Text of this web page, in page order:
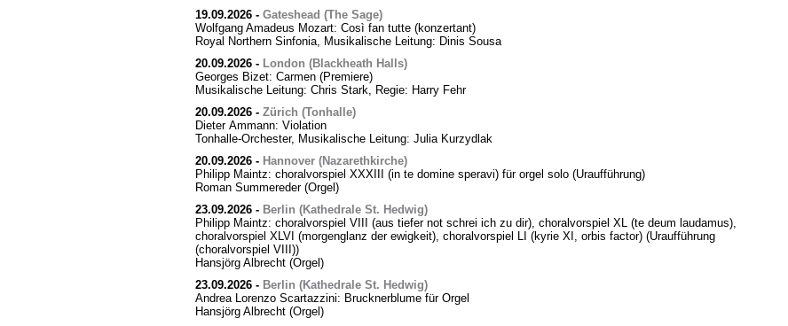
19.09.2026- Gateshead (The Sage)
Wolfgang Amadeus Mozart: Così fan tutte (konzertant)
Royal Northern Sinfonia, Musikalische Leitung: Dinis Sousa
20.09.2026- London (Blackheath Halls)
Georges Bizet: Carmen (Premiere)
Musikalische Leitung: Chris Stark, Regie: Harry Fehr
20.09.2026- Zürich (Tonhalle)
Dieter Ammann: Violation
Tonhalle-Orchester, Musikalische Leitung: Julia Kurzydlak
20.09.2026- Hannover (Nazarethkirche)
Philipp Maintz: choralvorspiel XXXIII (in te domine speravi) für orgel solo (Uraufführung)
Roman Summereder (Orgel)
23.09.2026- Berlin (Kathedrale St. Hedwig)
Philipp Maintz: choralvorspiel VIII (aus tiefer not schrei ich zu dir), choralvorspiel XL (te deum laudamus),
choralvorspiel XLVI (morgenglanz der ewigkeit), choralvorspiel LI (kyrie XI, orbis factor) (Uraufführung
(choralvorspiel VIII))
Hansjörg Albrecht (Orgel)
23.09.2026- Berlin (Kathedrale St. Hedwig)
Andrea Lorenzo Scartazzini: Brucknerblume für Orgel
Hansjörg Albrecht (Orgel)